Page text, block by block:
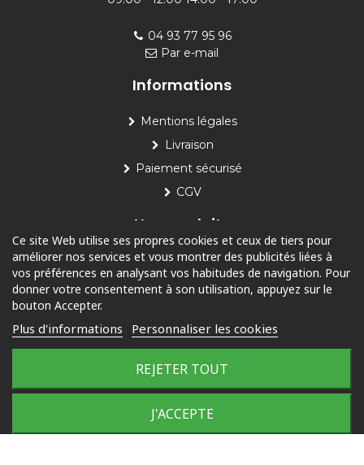
04 93 77 95 96
Par e-mail
Informations
Mentions légales
Livraison
Paiement sécurisé
CGV
Nos produits
Piscine
Jardin
Outdoor
© 2025 Tous droits réservés
Plan du site
Ce site Web utilise ses propres cookies et ceux de tiers pour
améliorer nos services et vous montrer des publicités liées à
vos préférences en analysant vos habitudes de navigation. Pour
donner votre consentement à son utilisation, appuyez sur le
bouton Accepter.
Plus d'informations Personnaliser les cookies
REJETER TOUT
J'ACCEPTE